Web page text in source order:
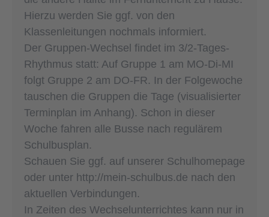
Hierzu werden Sie ggf. von den
Klassenleitungen nochmals informiert.
Der Gruppen-Wechsel findet im 3/2-Tages-
Rhythmus statt: Auf Gruppe 1 am MO-Di-MI
folgt Gruppe 2 am DO-FR. In der Folgewoche
tauschen die Gruppen die Tage (visualisierter
Terminplan im Anhang). Schon in dieser
Woche fahren alle Busse nach regulärem
Schulbusplan.
Schauen Sie ggf. auf unserer Schulhomepage
oder unter http://mein-schulbus.de nach den
aktuellen Verbindungen.
In Zeiten des Wechselunterrichtes kann nur in